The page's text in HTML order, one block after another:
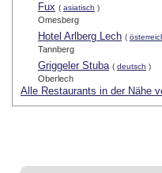
Fux ( asiatisch )
Omesberg
Hotel Arlberg Lech (
Tannberg
Griggeler Stuba ( deutsch )
Oberlech
Alle Restaurants in der Nähe